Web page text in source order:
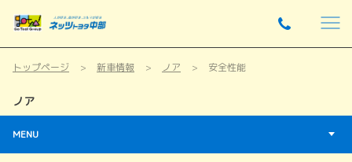
トップページ 新車情報 ノア 安全性能
ノア
MENU